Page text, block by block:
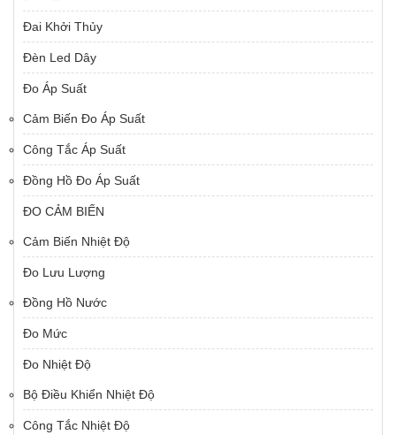
Đai Khởi Thủy
Đèn Led Dây
Đo Áp Suất
Cảm Biến Đo Áp Suất
Công Tắc Áp Suất
Đồng Hồ Đo Áp Suất
ĐO CẢM BIẾN
Cảm Biến Nhiệt Độ
Đo Lưu Lượng
Đồng Hồ Nước
Đo Mức
Đo Nhiệt Độ
Bộ Điều Khiển Nhiệt Độ
Công Tắc Nhiệt Độ